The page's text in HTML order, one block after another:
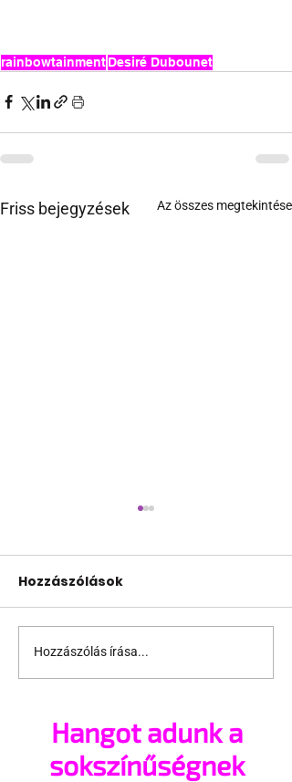
rainbowtainmentDesiré Dubounet
Friss bejegyzések Az összes megtekintése
Visszatért Desire
Dubounet?
Hozzászólások
Hozzászólás írása...
Hangot adunk a
sokszínűségnek